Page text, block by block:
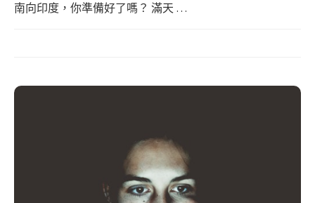
南向印度，你準備好了嗎？ 滿天 …